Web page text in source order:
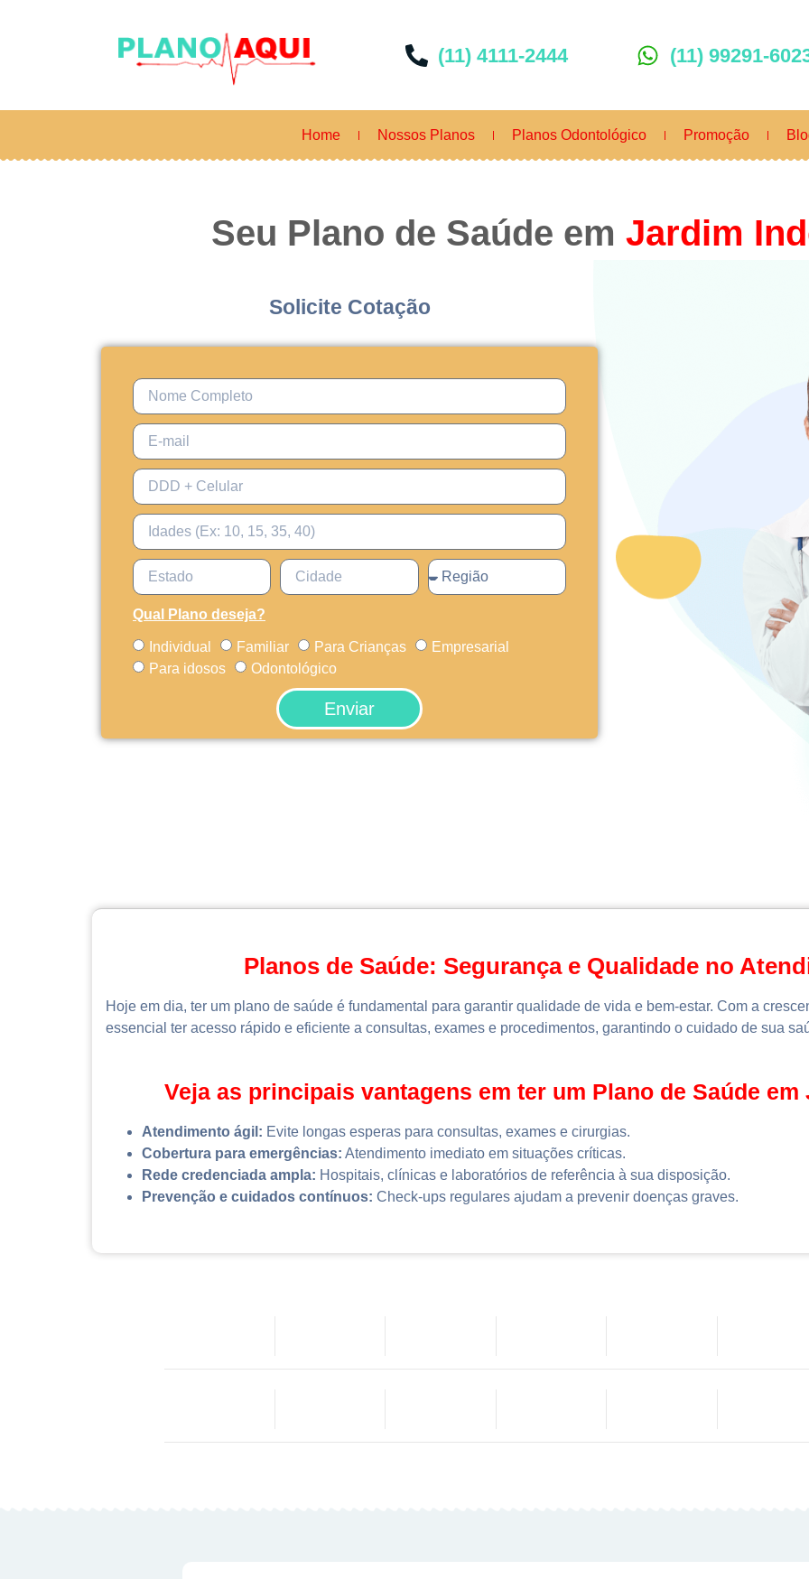
(11) 4111-2444 (11) 99291-
Home Nossos Planos Planos Odontológico Promoção
Seu Plano de Saúde em Jardim
Solicite Cotação
Qual Plano deseja?
Individual Familiar Para Crianças
Empresarial
Para idosos
Odontológico
Enviar
Planos de Saúde: Segurança e Qualidade no
Hoje em dia, ter um plano de saúde é fundamental para garantir qualidade de vida e bem-estar. Com a
essencial ter acesso rápido e eficiente a consultas, exames e procedimentos, garantindo o cuidado de sua
Veja as principais vantagens em ter um Plano de Saúde
Atendimento ágil: Evite longas esperas para consultas, exames e cirurgias.
Cobertura para emergências: Atendimento imediato em situações críticas.
Rede credenciada ampla: Hospitais, clínicas e laboratórios de referência à sua disposição.
Prevenção e cuidados contínuos: Check-ups regulares ajudam a prevenir doenças graves.